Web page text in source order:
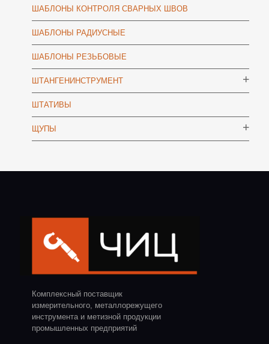
ШАБЛОНЫ КОНТРОЛЯ СВАРНЫХ ШВОВ
ШАБЛОНЫ РАДИУСНЫЕ
ШАБЛОНЫ РЕЗЬБОВЫЕ
ШТАНГЕНИНСТРУМЕНТ
ШТАТИВЫ
ЩУПЫ
Комплексный поставщик
измерительного, металлорежущего
инструмента и метизной продукции
промышленных предприятий